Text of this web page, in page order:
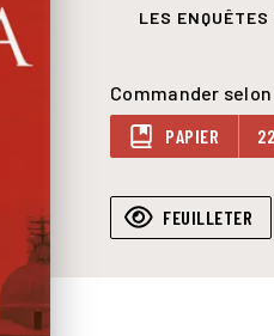
LES
Commander
PAPIER
FEUILLETER